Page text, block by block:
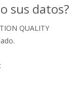
sus datos?
QUALITY